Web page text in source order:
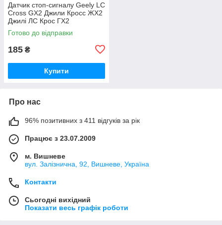
Датчик стоп-сигналу Geely LC
Cross GX2 Джили Кросс ЖХ2
Джилі ЛС Крос ГХ2
Готово до відправки
185 ₴
Купити
Про нас
96% позитивних з 411 відгуків за рік
Працює з 23.07.2009
м. Вишневе
вул. Залізнична, 92, Вишневе, Україна
Контакти
Сьогодні вихідний
Показати весь графік роботи